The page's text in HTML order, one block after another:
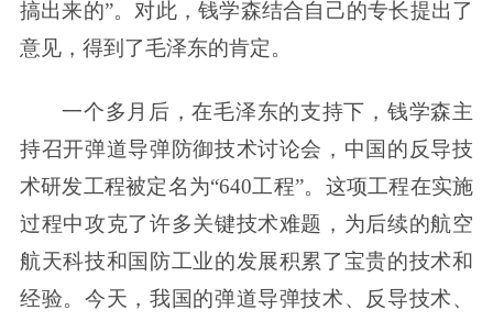
搞出来的”。对此，钱学森结合自己的专长提出了
意见，得到了毛泽东的肯定。
一个多月后，在毛泽东的支持下，钱学森主
持召开弹道导弹防御技术讨论会，中国的反导技
术研发工程被定名为“640工程”。这项工程在实施
过程中攻克了许多关键技术难题，为后续的航空
航天科技和国防工业的发展积累了宝贵的技术和
经验。今天，我国的弹道导弹技术、反导技术、